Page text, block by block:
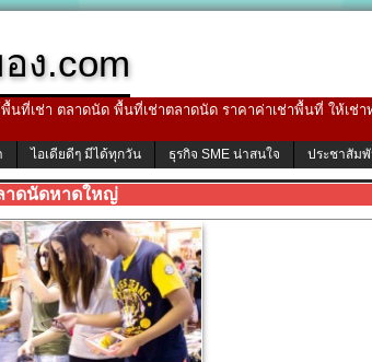
ง.com
ที่เช่า ตลาดนัด พื้นที่เช่าตลาดนัด ราคาค่าเช่าพื้นที่ ให้เช่
ไอเดียดีๆ มีได้ทุกวัน ธุรกิจ SME น่าสนใจ ประชาสัม
าดนัดหาดใหญ่